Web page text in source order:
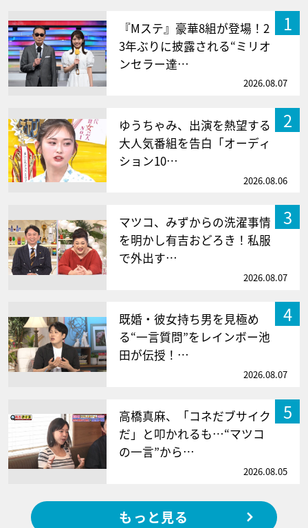
1
『Mステ』豪華8組が登場！2
3年ぶりに披露される“ミリオ
ンセラー達…
2026.08.07
2
ゆうちゃみ、出演を熱望する
大人気番組を告白「オーディ
ション10…
2026.08.06
3
マツコ、みずからの洗濯事情
を明かし有吉おどろき！私服
で外出す…
2026.08.07
4
既婚・彼女持ち男を見極め
る“一言質問”をレインボー池
田が伝授！…
2026.08.07
5
高橋真麻、「コネだブサイク
だ」と叩かれるも…“マツコ
の一言”から…
2026.08.05
もっと見る